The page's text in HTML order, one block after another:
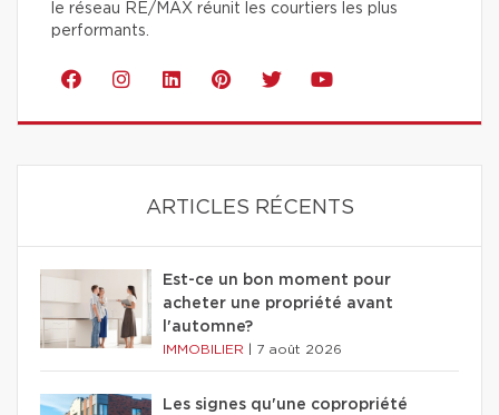
le réseau RE/MAX réunit les courtiers les plus
performants.
ARTICLES RÉCENTS
Est-ce un bon moment pour
acheter une propriété avant
l'automne?
IMMOBILIER 7 août 2026
Les signes qu'une copropriété